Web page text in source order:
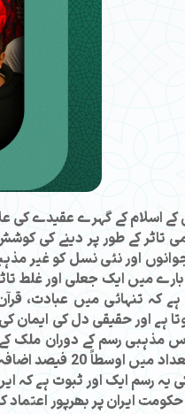
کے اسلام کے گہرے عقیدے کی
تاثر کے طور پر دینے کی
اور نئی نسل کو غیر مذہبی
بارے میں ایک جعلی اور
ہے کہ تنہائی میں عبادت،
ہے اور حقیقی دل کی ایمان
مذہبی رسم کے دوران ملک
یہ رسم ایک اور ثبوت ہے کہ
ایران پر بھرپور اعتماد